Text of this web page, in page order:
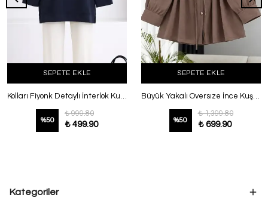
SEPETE EKLE
Kolları Fiyonk Detaylı İnterlok Kumaş Tunik Lacivert
%50
₺ 999.80
₺ 499.90
SEPETE EKLE
Büyük Yakalı Oversıze İnce Kuşaklı Espino Gömlek Sütlü Kahve
%50
₺ 1,399.80
₺ 699.90
Kategoriler